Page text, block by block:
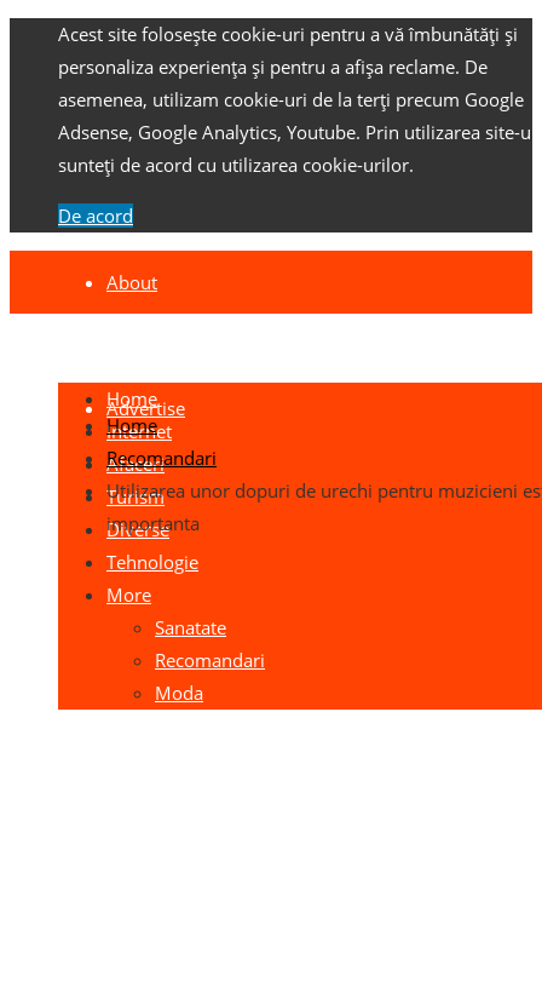
Acest site folosește cookie-uri pentru a vă îmbunătăți și
personaliza experiența și pentru a afișa reclame. De
asemenea, utilizam cookie-uri de la terți precum Google
Adsense, Google Analytics, Youtube. Prin utilizarea site-
sunteți de acord cu utilizarea cookie-urilor.
De acord
About
Advertise
Home
Internet
Afaceri
Turism
Diverse
Tehnologie
More
Sanatate
Recomandari
Moda
Home
Recomandari
Utilizarea unor dopuri de urechi pentru muzicieni
importanta